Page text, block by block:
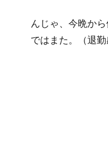
んじゃ、今晩から
ではまた。（退